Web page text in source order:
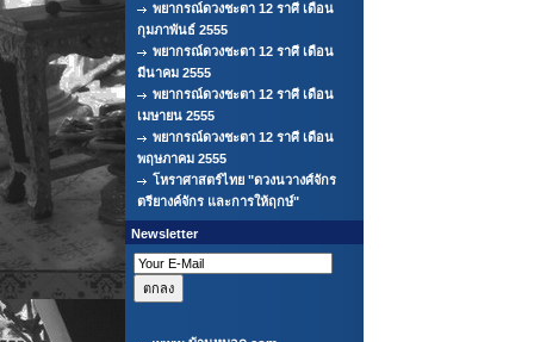
พยากรณ์ดวงชะตา 12 ราศี เดือน
กุมภาพันธ์ 2555
พยากรณ์ดวงชะตา 12 ราศี เดือน
มีนาคม 2555
พยากรณ์ดวงชะตา 12 ราศี เดือน
เมษายน 2555
พยากรณ์ดวงชะตา 12 ราศี เดือน
พฤษภาคม 2555
โหราศาสตร์ไทย "ดวงนวางศ์จักร
ตรียางค์จักร และการให้ฤกษ์"
Newsletter